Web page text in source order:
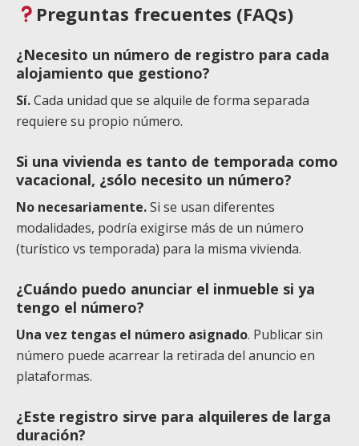
Preguntas frecuentes (FAQs)
¿Necesito un número de registro para cada
alojamiento que gestiono?
Sí.Cada unidad que se alquile de forma separada
requiere su propio número.
Si una vivienda es tanto de temporada como
vacacional, ¿sólo necesito un número?
No necesariamente.Si se usan diferentes
modalidades, podría exigirse más de un número
(turístico vs temporada) para la misma vivienda.
¿Cuándo puedo anunciar el inmueble si ya
tengo el número?
Una vez tengas el número asignado. Publicar sin
número puede acarrear la retirada del anuncio en
plataformas.
¿Este registro sirve para alquileres de larga
duración?